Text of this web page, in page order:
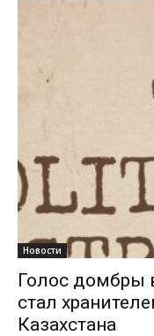
Новости
Голос домбры
стал
Казахстана